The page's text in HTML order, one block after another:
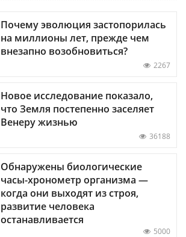
Почему эволюция застопорилась
на миллионы лет, прежде чем
внезапно возобновиться?
2267
Новое исследование показало,
что Земля постепенно заселяет
Венеру жизнью
36188
Обнаружены биологические
часы-хронометр организма —
когда они выходят из строя,
развитие человека
останавливается
5000